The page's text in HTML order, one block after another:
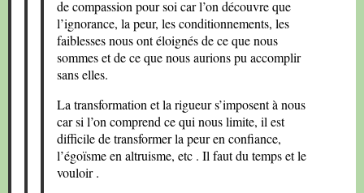
de compassion pour soi car l’on découvre que
l’ignorance, la peur, les conditionnements, les
faiblesses nous ont éloignés de ce que nous
sommes et de ce que nous aurions pu accomplir
sans elles.
La transformation et la rigueur s’imposent à nous
car si l’on comprend ce qui nous limite, il est
difficile de transformer la peur en confiance,
l’égoïsme en altruisme, etc . Il faut du temps et le
vouloir .